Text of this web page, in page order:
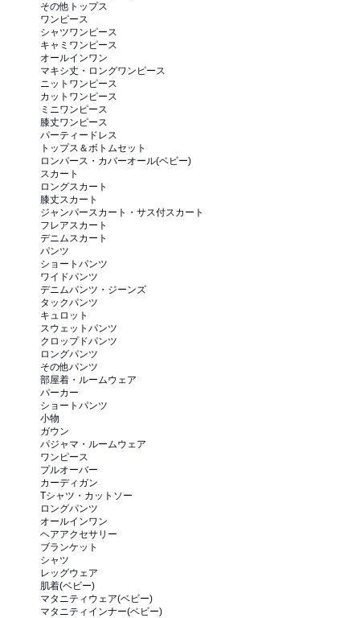
その他トップス
ワンピース
シャツワンピース
キャミワンピース
オールインワン
マキシ丈・ロングワンピース
ニットワンピース
カットワンピース
ミニワンピース
膝丈ワンピース
パーティードレス
トップス＆ボトムセット
ロンパース・カバーオール(ベビー)
スカート
ロングスカート
膝丈スカート
ジャンパースカート・サス付スカート
フレアスカート
デニムスカート
パンツ
ショートパンツ
ワイドパンツ
デニムパンツ・ジーンズ
タックパンツ
キュロット
スウェットパンツ
クロップドパンツ
ロングパンツ
その他パンツ
部屋着・ルームウェア
パーカー
ショートパンツ
小物
ガウン
パジャマ・ルームウェア
ワンピース
プルオーバー
カーディガン
Tシャツ・カットソー
ロングパンツ
オールインワン
ヘアアクセサリー
ブランケット
シャツ
レッグウェア
肌着(ベビー)
マタニティウェア(ベビー)
マタニティインナー(ベビー)